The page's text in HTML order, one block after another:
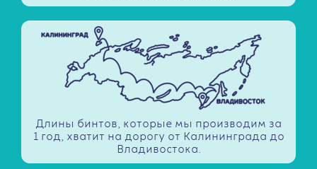
Длины бинтов, которые мы производим за
1 год, хватит на дорогу от Калининграда до
Владивостока.